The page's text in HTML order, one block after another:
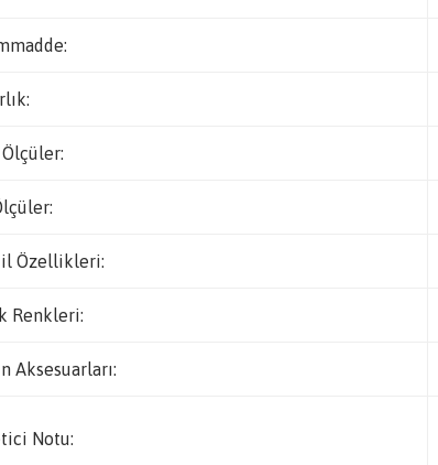
Ölçüler:
Özellikleri:
Renkleri:
Aksesuarları:
Notu: